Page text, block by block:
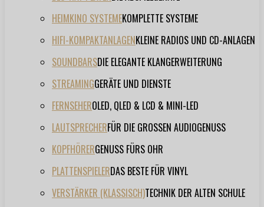
HEIMKINO SYSTEMEKOMPLETTE SYSTEME
HIFI-KOMPAKTANLAGENKLEINE RADIOS UND CD-ANLAGEN
SOUNDBARSDIE ELEGANTE KLANGERWEITERUNG
STREAMINGGERÄTE UND DIENSTE
FERNSEHEROLED, QLED & LCD & MINI-LED
LAUTSPRECHERFÜR DIE GROSSEN AUDIOGENUSS
KOPFHÖRERGENUSS FÜRS OHR
PLATTENSPIELERDAS BESTE FÜR VINYL
VERSTÄRKER (KLASSISCH)TECHNIK DER ALTEN SCHULE